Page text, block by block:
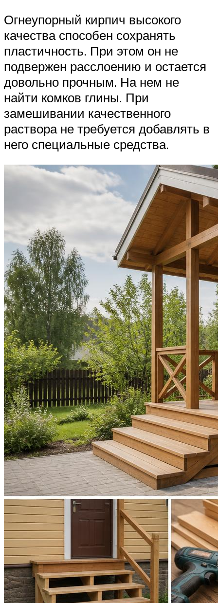
Огнеупорный кирпич высокого
качества способен сохранять
пластичность. При этом он не
подвержен расслоению и остается
довольно прочным. На нем не
найти комков глины. При
замешивании качественного
раствора не требуется добавлять в
него специальные средства.